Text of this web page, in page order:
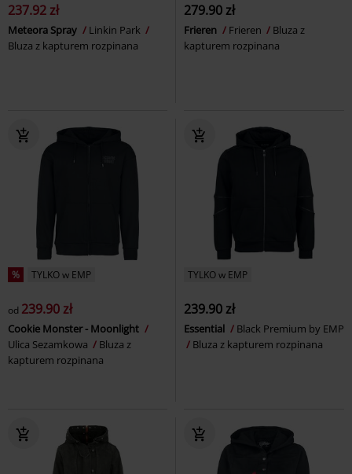
237.92 zł
Meteora Spray
Linkin Park
Bluza z kapturem rozpinana
279.90 zł
Frieren Frieren
Bluza z
kapturem rozpinana
% TYLKO w EMP
od 239.90 zł
Cookie Monster - Moonlight
Ulica Sezamkowa
Bluza z
kapturem rozpinana
TYLKO w EMP
239.90 zł
Essential
Black Premium by EMP
Bluza z kapturem rozpinana